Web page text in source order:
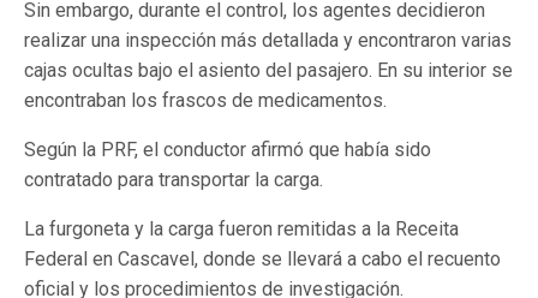
Sin embargo, durante el control, los agentes decidieron
realizar una inspección más detallada y encontraron varias
cajas ocultas bajo el asiento del pasajero. En su interior se
encontraban los frascos de medicamentos.
Según la PRF, el conductor afirmó que había sido
contratado para transportar la carga.
La furgoneta y la carga fueron remitidas a la Receita
Federal en Cascavel, donde se llevará a cabo el recuento
oficial y los procedimientos de investigación.